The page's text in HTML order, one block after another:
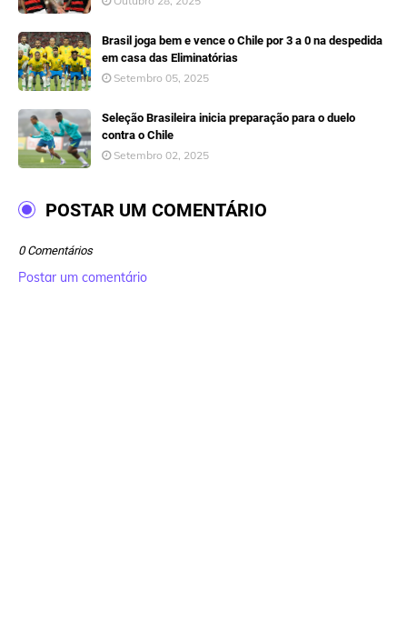
Brasil joga bem e vence o Chile por 3 a 0 na despedida
em casa das Eliminatórias
Setembro 05, 2025
Seleção Brasileira inicia preparação para o duelo
contra o Chile
Setembro 02, 2025
POSTAR UM COMENTÁRIO
0 Comentários
Postar um comentário